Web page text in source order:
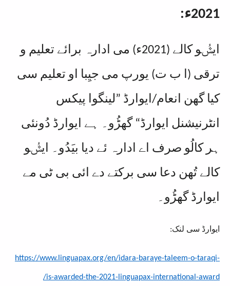
2021ء:
ایݜُو کالے (2021ء) می ادارہ برائے تعلیم و
ترقی (ا ب ت) یورپ می جیِبا او تعلیم سی
کیا گھن انعام/ایوارڈ ”لینگوا پیکس
انٹرنیشنل ایوارڈ“ گھڑُو۔ ہے ایوارڈ دُونئی
ہر کالُو صرف اے ادارہ ئے دیا بیَدُو۔ ایݜُو
کالے تُھن دعا سی برکتے دے ائی بی ٹی مے
ایوارڈ گھڑُو۔
ایوارڈ سی لنک:
https://www.linguapax.org/en/idara-baraye-taleem-o-taraqi-
is-awarded-the-2021-linguapax-international-award/